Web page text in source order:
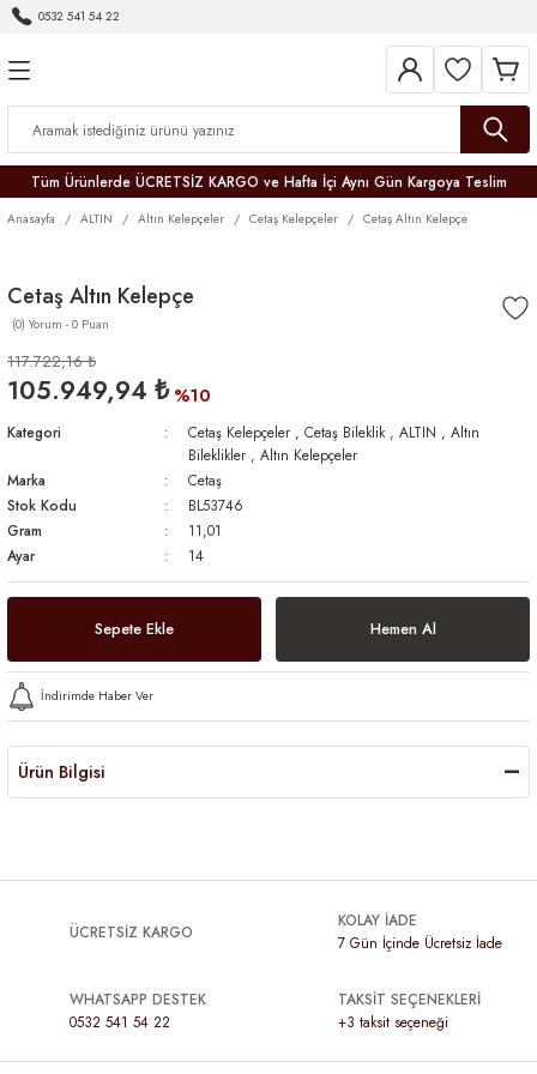
0532 541 54 22
Tüm Ürünlerde ÜCRETSİZ KARGO ve Hafta İçi Aynı Gün Kargoya Teslim
Anasayfa ALTIN Altın Kelepçeler Cetaş Kelepçeler Cetaş Altın Kelepçe
Cetaş Altın Kelepçe
(0) Yorum - 0 Puan
117.722,16 ₺
105.949,94 ₺ %10
Kategori Cetaş Kelepçeler , Cetaş Bileklik , ALTIN , Altın
Bileklikler , Altın Kelepçeler
Marka
Cetaş
Stok Kodu
BL53746
Gram
11,01
Ayar
14
Sepete Ekle Hemen Al
İndirimde Haber Ver
Ürün Bilgisi
ÜCRETSİZ KARGO
KOLAY İADE
7 Gün İçinde Ücretsiz İade
WHATSAPP DESTEK
0532 541 54 22
TAKSİT SEÇENEKLERİ
+3 taksit seçeneği